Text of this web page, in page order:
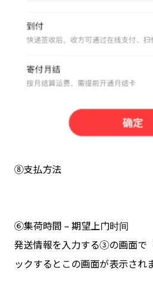
⑧支払方法
⑥集荷時間 – 期望上门时间
発送情報を入力する③の画面で
ックするとこの画面が表示され